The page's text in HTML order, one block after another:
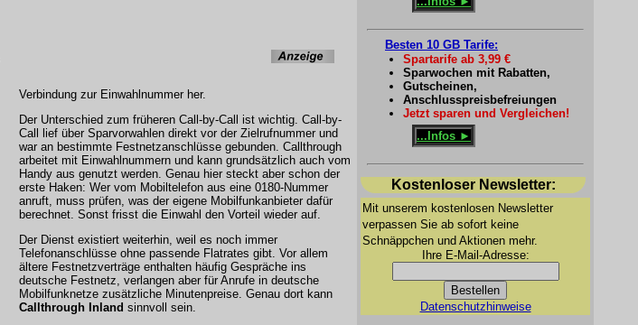
Verbindung zur Einwahlnummer her.
Der Unterschied zum früheren Call-by-Call ist wichtig. Call-by-
Call lief über Sparvorwahlen direkt vor der Zielrufnummer und
war an bestimmte Festnetzanschlüsse gebunden. Callthrough
arbeitet mit Einwahlnummern und kann grundsätzlich auch vom
Handy aus genutzt werden. Genau hier steckt aber schon der
erste Haken: Wer vom Mobiltelefon aus eine 0180-Nummer
anruft, muss prüfen, was der eigene Mobilfunkanbieter dafür
berechnet. Sonst frisst die Einwahl den Vorteil wieder auf.
Der Dienst existiert weiterhin, weil es noch immer
Telefonanschlüsse ohne passende Flatrates gibt. Vor allem
ältere Festnetzverträge enthalten häufig Gespräche ins
deutsche Festnetz, verlangen aber für Anrufe in deutsche
Mobilfunknetze zusätzliche Minutenpreise. Genau dort kann
Callthrough Inland sinnvoll sein.
Besten 10 GB Tarife:
Spartarife ab 3,99 €
Sparwochen mit Rabatten,
Gutscheinen,
Anschlusspreisbefreiungen
Jetzt sparen und Vergleichen!
...Infos ►
Kostenloser Newsletter:
Mit unserem kostenlosen Newsletter
verpassen Sie ab sofort keine
Schnäppchen und Aktionen mehr.
Ihre E-Mail-Adresse:
Datenschutzhinweise